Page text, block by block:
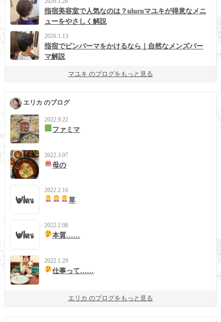
指宿美容室で人気なのは？uluruマユキが得意なメニ
ューをやさしく解説
2026.1.13
指宿でピンパーマをかけるなら｜自然なメンズパー
マ解説
マユキ のブログをもっと見る
エリカ のブログ
2022.9.22
ファミマ
2022.3.07
母の
2022.2.16
草
2022.2.08
本質……
2022.1.29
仕事って……
エリカ のブログをもっと見る